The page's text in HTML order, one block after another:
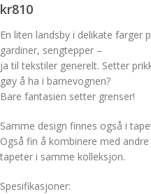
kr810
En liten landsby i delikate farger
gardiner, sengtepper –
ja til tekstiler generelt. Setter
gøy å ha i barnevognen?
Bare fantasien setter grenser!
Samme design finnes også i
Også fin å kombinere med
tapeter i samme kolleksjon.
Spesifikasjoner: